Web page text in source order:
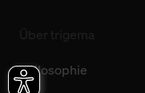
Philosophie